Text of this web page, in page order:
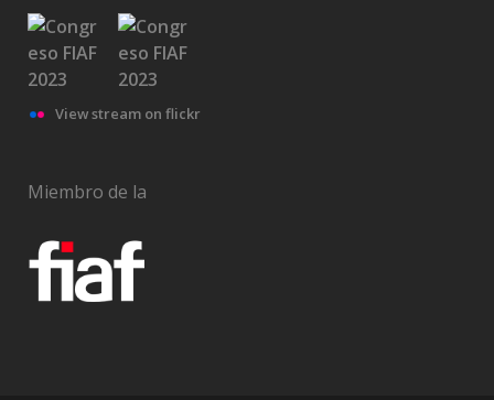
View stream on flickr
Miembro de la